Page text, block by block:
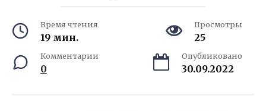
Время чтения
19 мин.
Просмотры
25
Комментарии
0
Опубликовано
30.09.2022